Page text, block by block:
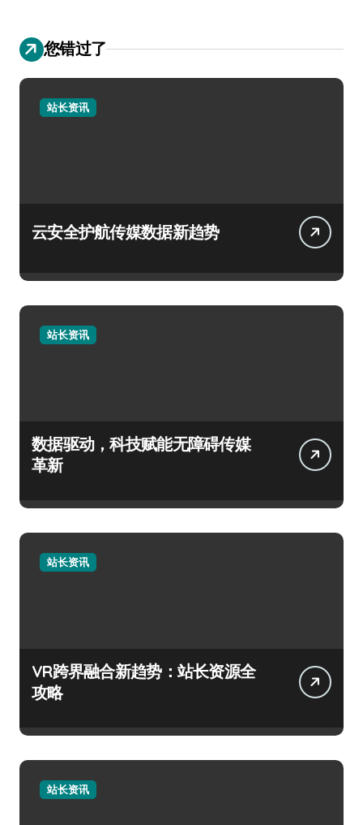
您错过了
站长资讯
云安全护航传媒数据新趋势
站长资讯
数据驱动，科技赋能无障碍传媒
革新
站长资讯
VR跨界融合新趋势：站长资源全
攻略
站长资讯